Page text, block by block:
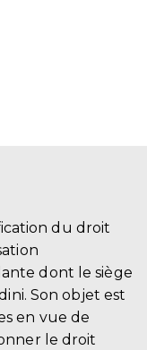
du droit
dont le siège
Son objet est
en vue de
le droit